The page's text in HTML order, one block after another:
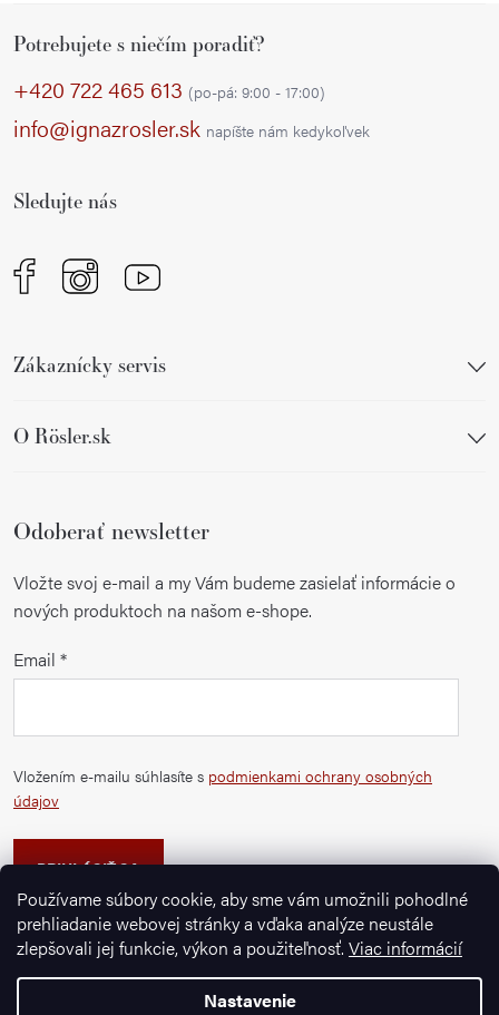
Používame súbory cookie, aby sme vám umožnili pohodlné
prehliadanie webovej stránky a vďaka analýze neustále
zlepšovali jej funkcie, výkon a použiteľnosť. Viac informácií
Nastavenie
á
d
c
Potrebujete s niečím poradiť?
+420 722 465 613 (po-pá: 9:00 - 17:00)
info@ignazrosler.sk napíšte nám kedykoľvek
Sledujte nás
Zákaznícky servis
O Rösler.sk
Odoberať newsletter
Vložte svoj e-mail a my Vám budeme zasielať informácie o
nových produktoch na našom e-shope.
Email
Vložením e-mailu súhlasíte s podmienkami ochrany osobných
údajov
PRIHLÁSIŤ SA
Ignazrosler.sk. Všetky práva vyhradené.